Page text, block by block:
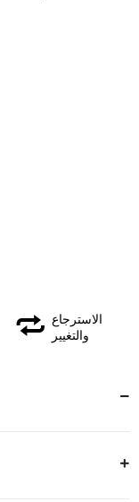
الاسترجاع
والتغيير